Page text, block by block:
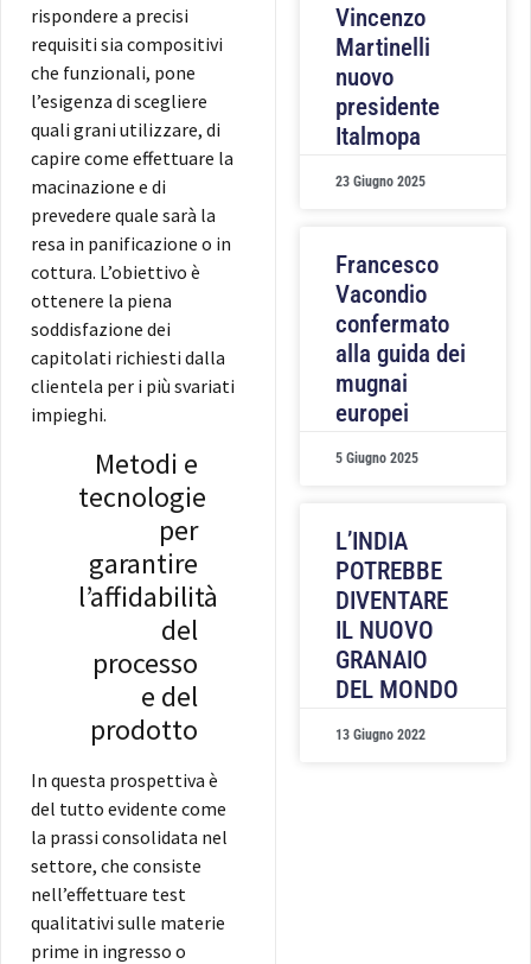
rispondere a precisi
requisiti sia compositivi
che funzionali, pone
l’esigenza di scegliere
quali grani utilizzare, di
capire come effettuare la
macinazione e di
prevedere quale sarà la
resa in panificazione o in
cottura. L’obiettivo è
ottenere la piena
soddisfazione dei
capitolati richiesti dalla
clientela per i più svariati
impieghi.
Metodi e
tecnologie
per
garantire
l’affidabilità
del
processo
e del
prodotto
In questa prospettiva è
del tutto evidente come
la prassi consolidata nel
settore, che consiste
nell’effettuare test
qualitativi sulle materie
prime in ingresso o
Vincenzo
Martinelli
nuovo
presidente
Italmopa
23 Giugno 2025
Francesco
Vacondio
confermato
alla guida dei
mugnai
europei
5 Giugno 2025
L’INDIA
POTREBBE
DIVENTARE
IL NUOVO
GRANAIO
DEL MONDO
13 Giugno 2022